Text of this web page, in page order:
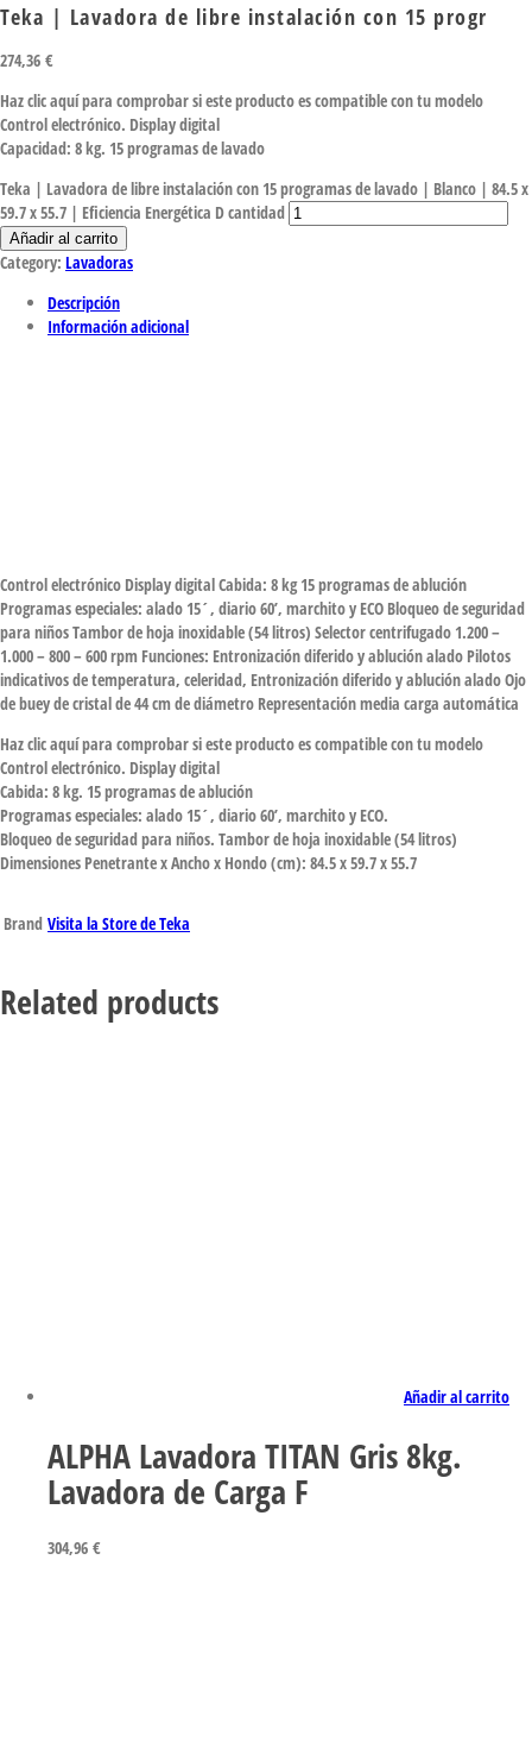
Teka | Lavadora de libre instalación con 15 progr
274,36 €
Haz clic aquí para comprobar si este producto es compatible con tu modelo
Control electrónico. Display digital
Capacidad: 8 kg. 15 programas de lavado
Teka | Lavadora de libre instalación con 15 programas de lavado | Blanco | 84.5 x
59.7 x 55.7 | Eficiencia Energética D cantidad
Añadir al carrito
Category: Lavadoras
Descripción
Información adicional
Control electrónico Display digital Cabida: 8 kg 15 programas de ablución
Programas especiales: alado 15´, diario 60’, marchito y ECO Bloqueo de seguridad
para niños Tambor de hoja inoxidable (54 litros) Selector centrifugado 1.200 –
1.000 – 800 – 600 rpm Funciones: Entronización diferido y ablución alado Pilotos
indicativos de temperatura, celeridad, Entronización diferido y ablución alado Ojo
de buey de cristal de 44 cm de diámetro Representación media carga automática
Haz clic aquí para comprobar si este producto es compatible con tu modelo
Control electrónico. Display digital
Cabida: 8 kg. 15 programas de ablución
Programas especiales: alado 15´, diario 60’, marchito y ECO.
Bloqueo de seguridad para niños. Tambor de hoja inoxidable (54 litros)
Dimensiones Penetrante x Ancho x Hondo (cm): 84.5 x 59.7 x 55.7
Brand Visita la Store de Teka
Related products
Añadir al carrito
ALPHA Lavadora TITAN Gris 8kg.
Lavadora de Carga F
304,96 €